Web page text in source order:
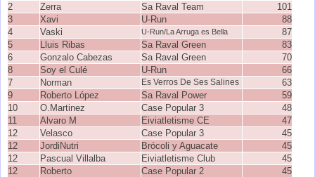
2
Zerra Sa Raval Team
101
3
Xavi U-Run
88
4
Vaski U-Run/La Arruga es Bella
87
5
Lluis Ribas Sa Raval Green
83
6
Gonzalo Cabezas Sa Raval Green
70
8
Soy el Culé U-Run
66
7
Norman Es Verros De Ses Salines
63
9
Roberto López Sa Raval Power
59
10
O.Martinez Case Popular 3
48
11
Alvaro M Eiviatletisme CE
47
12
Velasco Case Popular 3
45
12
JordiNutri Brócoli y Aguacate
45
12
Pascual Villalba Eiviatletisme Club
45
12
Roberto Case Popular 2
45